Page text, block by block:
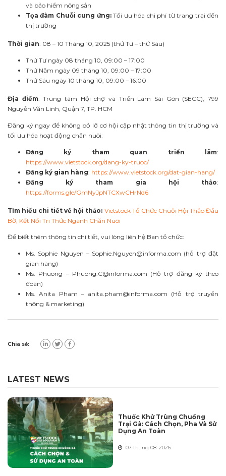
và bảo hiểm nông sản
Tọa đàm Chuỗi cung ứng:Tối ưu hóa chi phí từ trang trại đến
thị trường
Thời gian: 08 – 10 Tháng 10, 2025 (thứ Tư – thứ Sáu)
Thứ Tư ngày 08 tháng 10, 09:00 – 17:00
Thứ Năm ngày 09 tháng 10, 09:00 – 17:00
Thứ Sáu ngày 10 tháng 10, 09:00 – 16:00
Địa điểm: Trung tâm Hội chợ và Triển Lãm Sài Gòn (SECC), 799
Nguyễn Văn Linh, Quận 7, TP. HCM
Đăng ký ngay để không bỏ lỡ cơ hội cập nhật thông tin thị trường và
tối ưu hóa hoạt động chăn nuôi:
Đăng ký tham quan triển lãm:
https://www.vietstock.org/dang-ky-truoc/
Đăng ký gian hàng: https://www.vietstock.org/dat-gian-hang/
Đăng ký tham gia hội thảo:
https://forms.gle/GmNyJpNTCXwCHrNd6
Tìm hiểu chi tiết về hội thảo: Vietstock Tổ Chức Chuỗi Hội Thảo Đầu
Bờ, Kết Nối Tri Thức Ngành Chăn Nuôi
Để biết thêm thông tin chi tiết, vui lòng liên hệ Ban tổ chức:
Ms. Sophie Nguyen – Sophie.Nguyen@informa.com (hỗ trợ đặt
gian hàng)
Ms. Phuong – Phuong.C@informa.com (Hỗ trợ đăng ký theo
đoàn)
Ms. Anita Pham – anita.pham@informa.com (Hỗ trợ truyền
thông & marketing)
Chia sẻ:
LATEST NEWS
Thuốc Khử Trùng Chuồng
Trại Gà: Cách Chọn, Pha Và Sử
Dụng An Toàn
07 tháng 08. 2026